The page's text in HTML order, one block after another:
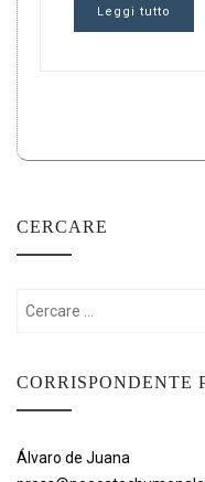
Leggi tutto
CERCARE
Cercare:
CORRISPONDENTE
Álvaro de Juana